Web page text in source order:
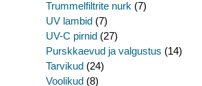
Trummelfiltrite nurk (7)
UV lambid (7)
UV-C pirnid (27)
Purskkaevud ja valgustus (14)
Tarvikud (24)
Voolikud (8)